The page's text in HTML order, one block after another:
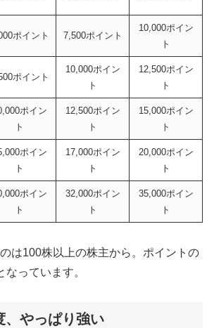
ポイント 7,500ポイント
10,000ポイン
ト
ポイント
10,000ポイン
ト
12,500ポイン
ト
ポイン
ト
12,500ポイン
ト
15,000ポイン
ト
ポイン
ト
17,000ポイン
ト
20,000ポイン
ト
ポイン
ト
32,000ポイン
ト
35,000ポイン
ト
は100株以上の株主から。ポイントの
っています。
、やっぱり強い